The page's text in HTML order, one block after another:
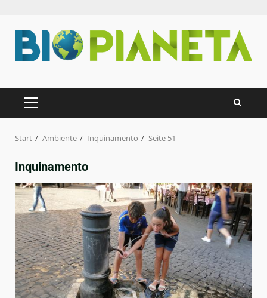
Inhalt
springen
PRIMÄRES
MENÜ
Start Ambiente Inquinamento Seite 51
Inquinamento